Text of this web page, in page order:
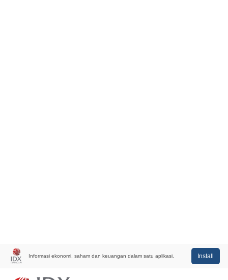
Informasi ekonomi, saham dan keuangan dalam satu aplikasi. Install